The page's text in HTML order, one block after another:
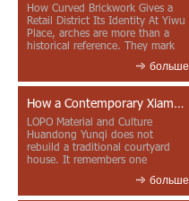
How Curved Brickwork Gives a
Retail District Its Identity At Yiwu
Place, arches are more than a
historical reference. They mark
больше
How a Contemporary Xiamen Project Reframes Minnan Red Brick
LOPO Material and Culture
Huandong Yunqi does not
rebuild a traditional courtyard
house. It remembers one
больше